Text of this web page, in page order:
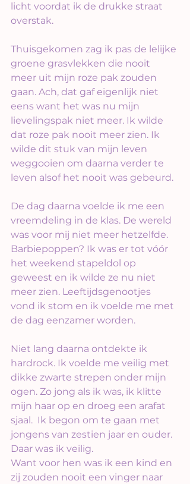
licht voordat ik de drukke straat
overstak.
Thuisgekomen zag ik pas de lelijke
groene grasvlekken die nooit
meer uit mijn roze pak zouden
gaan. Ach, dat gaf eigenlijk niet
eens want het was nu mijn
lievelingspak niet meer. Ik wilde
dat roze pak nooit meer zien. Ik
wilde dit stuk van mijn leven
weggooien om daarna verder te
leven alsof het nooit was gebeurd.
De dag daarna voelde ik me een
vreemdeling in de klas. De wereld
was voor mij niet meer hetzelfde.
Barbiepoppen? Ik was er tot vóór
het weekend stapeldol op
geweest en ik wilde ze nu niet
meer zien. Leeftijdsgenootjes
vond ik stom en ik voelde me met
de dag eenzamer worden.
Niet lang daarna ontdekte ik
hardrock. Ik voelde me veilig met
dikke zwarte strepen onder mijn
ogen. Zo jong als ik was, ik klitte
mijn haar op en droeg een arafat
sjaal.  Ik begon om te gaan met
jongens van zestien jaar en ouder.
Daar was ik veilig.
Want voor hen was ik een kind en
zij zouden nooit een vinger naar